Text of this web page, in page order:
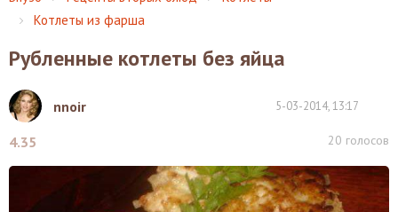
Котлеты из фарша
Рубленные котлеты без яйца
nnoir 5-03-2014, 13:17
4.35 20 голосов